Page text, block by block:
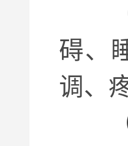
（5
碍、
调、
（6